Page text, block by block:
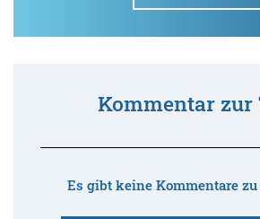
Kommentar zur
Es gibt keine Kommentare zu